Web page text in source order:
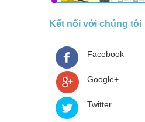
Kết nối với chúng tôi
Facebook
Google+
Twitter